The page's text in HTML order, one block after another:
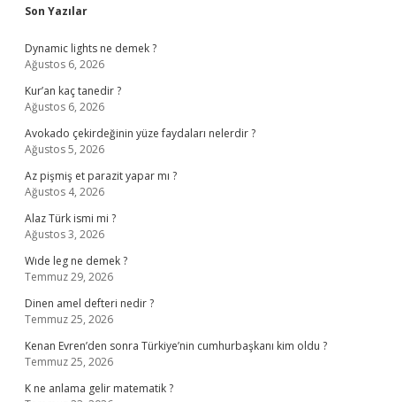
Sidebar
Son Yazılar
Dynamic lights ne demek ?
Ağustos 6, 2026
Kur’an kaç tanedir ?
Ağustos 6, 2026
Avokado çekirdeğinin yüze faydaları nelerdir ?
Ağustos 5, 2026
Az pişmiş et parazit yapar mı ?
Ağustos 4, 2026
Alaz Türk ismi mi ?
Ağustos 3, 2026
Wıde leg ne demek ?
Temmuz 29, 2026
Dinen amel defteri nedir ?
Temmuz 25, 2026
Kenan Evren’den sonra Türkiye’nin cumhurbaşkanı kim oldu ?
Temmuz 25, 2026
K ne anlama gelir matematik ?